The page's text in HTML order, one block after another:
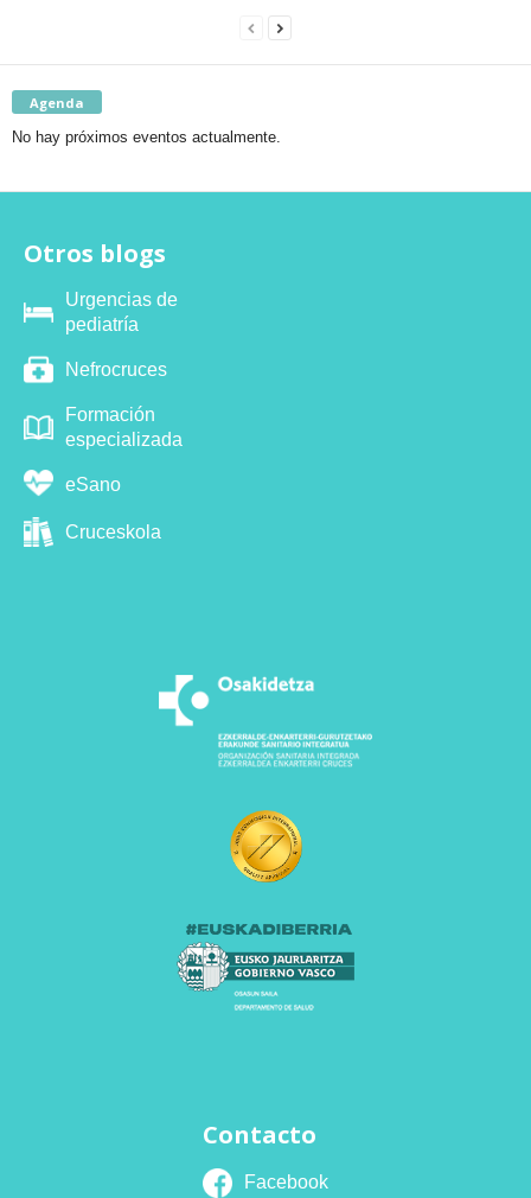
Agenda
No hay próximos eventos actualmente.
Otros blogs
Urgencias de
pediatría
Nefrocruces
Formación
especializada
eSano
Cruceskola
Contacto
Facebook